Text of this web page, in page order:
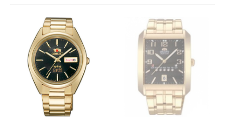
НЕТ В НАЛИЧИИ